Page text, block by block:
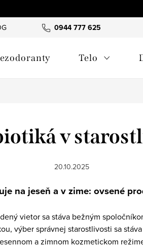
0944 777 625
Hodnotenie obchodu
Telo
v
20.10.2025
na jeseň a v zime: ovsené
vietor sa stáva bežným
výber správnej starostlivosti sa
a zimnom kozmetickom